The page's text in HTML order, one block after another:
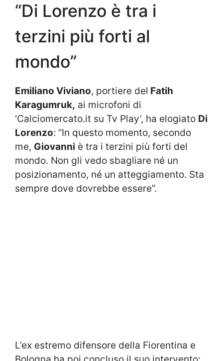
“Di Lorenzo è tra i
terzini più forti al
mondo”
Emiliano Viviano, portiere del Fatih
Karagumruk, ai microfoni di
‘Calciomercato.it su Tv Play’, ha elogiato Di
Lorenzo: “In questo momento, secondo
me, Giovanni è tra i terzini più forti del
mondo. Non gli vedo sbagliare né un
posizionamento, né un atteggiamento. Sta
sempre dove dovrebbe essere”.
L’ex estremo difensore della Fiorentina e